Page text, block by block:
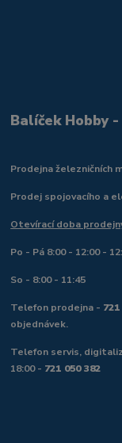
Balíček Hobby
Prodejna železničních
Prodej spojovacího a
Otevírací doba
Po - Pá 8:00 - 12:00 -
So - 8:00 - 11:45
Telefon prodejna -
objednávek.
Telefon servis,
18:00 - 721 050 382